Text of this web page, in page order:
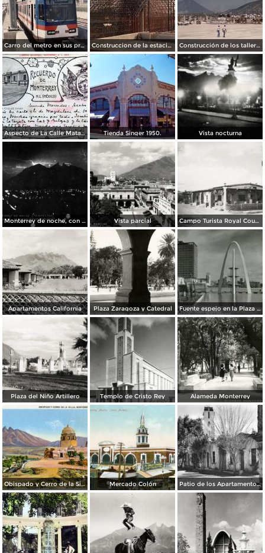
Carro del metro en sus primeras pruebas durante 1990 Construccion de la estacion cuauhtemoc Construcción de los talleres del metro
Aspecto de La Calle Matamoros ( Circulada el 8 de Abril de 1912 ). Tienda Singer 1950. Vista nocturna
Monterrey de noche, con tempestad Vista parcial Campo Turista Royal Courts
Apartamentos California Plaza Zaragoza y Catedral Fuente espejo en la Plaza Zaragoza
Plaza del Niño Artillero Templo de Cristo Rey Alameda Monterrey
Obispado y Cerro de la Silla Mercado Colón Patio de los Apartamentos Regina